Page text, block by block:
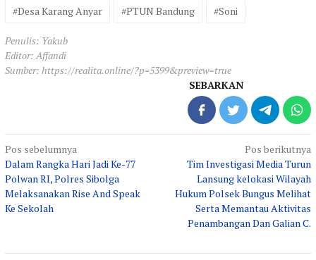
#Desa Karang Anyar #PTUN Bandung #Soni
Penulis: Yakub
Editor: Affandi
Sumber: https://realita.online/?p=5399&preview=true
SEBARKAN
Navigasi
pos
Pos sebelumnya
Dalam Rangka Hari Jadi Ke-77
Polwan RI, Polres Sibolga
Melaksanakan Rise And Speak
Ke Sekolah
Pos berikutnya
Tim Investigasi Media Turun
Lansung kelokasi Wilayah
Hukum Polsek Bungus Melihat
Serta Memantau Aktivitas
Penambangan Dan Galian C.